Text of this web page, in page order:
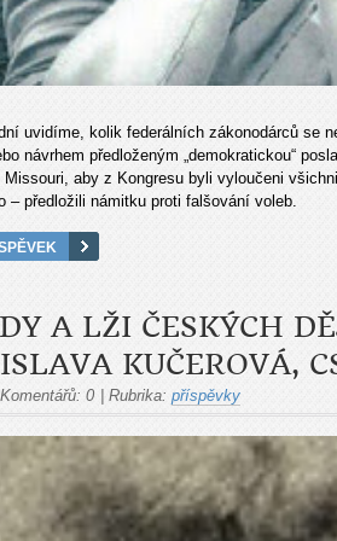
uvidíme, kolik federálních zákonodárců se
návrhem předloženým „demokratickou“
Missouri, aby z Kongresu byli vyloučeni
– předložili námitku proti falšování voleb.
A LŽI ČESKÝCH
KUČEROVÁ,
Komentářů: 0 | Rubrika: příspěvky